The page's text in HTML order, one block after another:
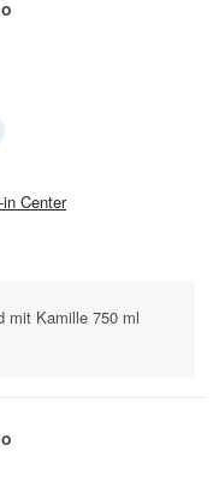
Center
mit Kamille 750 ml